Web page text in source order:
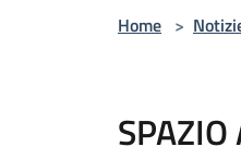
Home >
SPAZIO